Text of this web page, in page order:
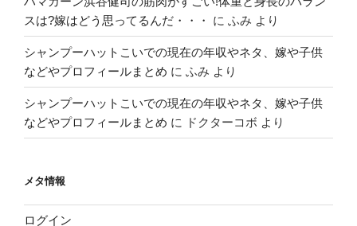
スは?嫁はどう思ってるんだ・・・
に ふみ より
シャンプーハットこいでの現在の年収やネタ、嫁や子供
などやプロフィールまとめ に ふみ より
シャンプーハットこいでの現在の年収やネタ、嫁や子供
などやプロフィールまとめ に ドクターコボ より
メタ情報
ログイン